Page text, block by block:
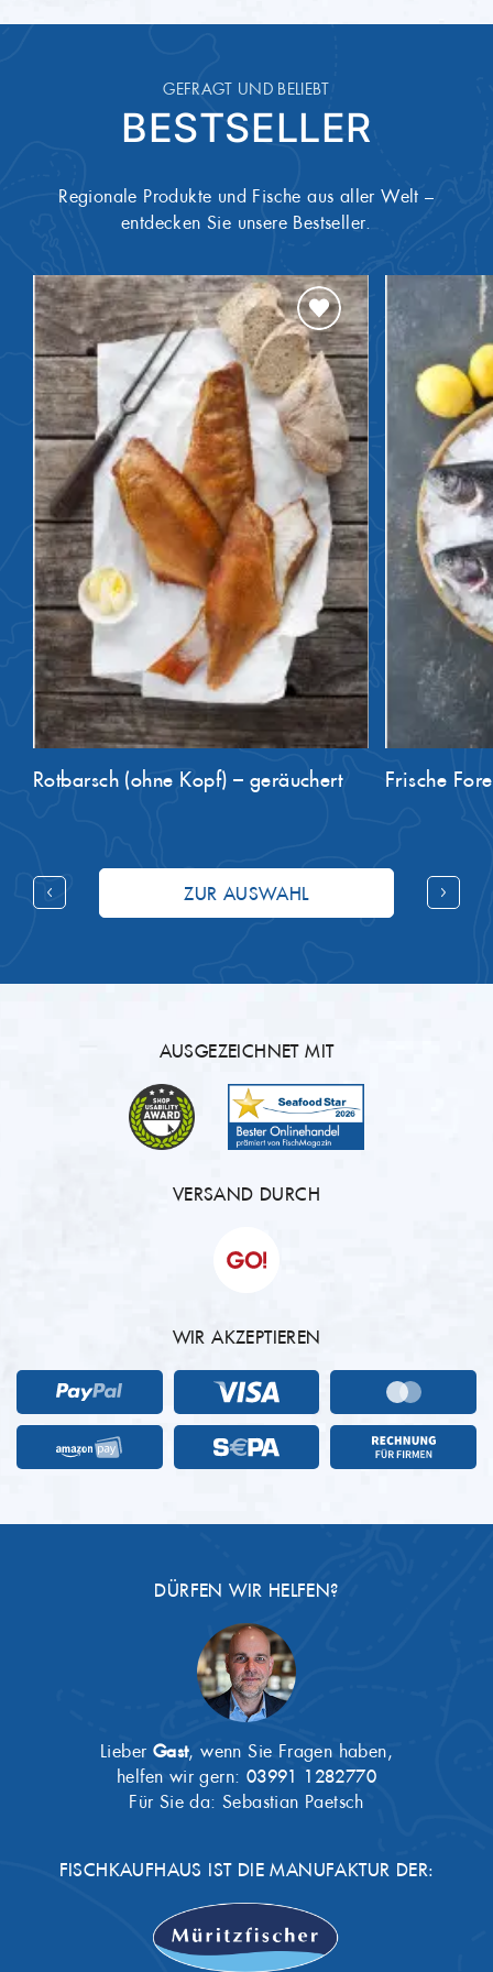
GEFRAGT UND BELIEBT
BESTSELLER
Regionale Produkte und Fische aus aller Welt –
entdecken Sie unsere Bestseller.
Rotbarsch (ohne Kopf) – geräuchert Frische
ZUR AUSWAHL
AUSGEZEICHNET MIT
VERSAND DURCH
WIR AKZEPTIEREN
DÜRFEN WIR HELFEN?
Lieber Gast, wenn Sie Fragen haben,
helfen wir gern: 03991 1282770
Für Sie da: Sebastian Paetsch
FISCHKAUFHAUS IST DIE MANUFAKTUR DER: